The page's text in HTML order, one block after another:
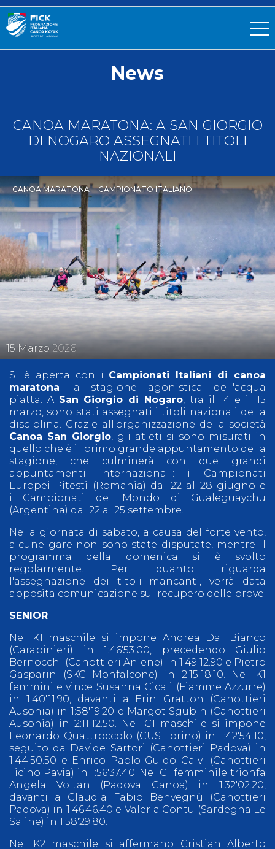
News
CANOA MARATONA: A SAN GIORGIO
DI NOGARO ASSEGNATI I TITOLI
NAZIONALI
15 Marzo 2026
CANOA MARATONA CAMPIONATO ITALIANO
Si è aperta con i Campionati Italiani di canoa
maratona la stagione agonistica dell'acqua
piatta. A San Giorgio di Nogaro, tra il 14 e il 15
marzo, sono stati assegnati i titoli nazionali della
disciplina. Grazie all'organizzazione della società
Canoa San Giorgio, gli atleti si sono misurati in
quello che è il primo grande appuntamento della
stagione, che culminerà con due grandi
appuntamenti internazionali: i Campionati
Europei Pitesti (Romania) dal 22 al 28 giugno e
i Campionati del Mondo di Gualeguaychu
(Argentina) dal 22 al 25 settembre.
Nella giornata di sabato, a causa del forte vento,
alcune gare non sono state disputate, mentre il
programma della domenica si è svolto
regolarmente. Per quanto riguarda
l'assegnazione dei titoli mancanti, verrà data
apposita comunicazione sul recupero delle prove.
SENIOR
Nel K1 maschile si impone Andrea Dal Bianco
(Carabinieri) in 1:46'53.00, precedendo Giulio
Bernocchi (Canottieri Aniene) in 1:49'12.90 e Pietro
Gasparin (SKC Monfalcone) in 2:15'18.10. Nel K1
femminile vince Susanna Cicali (Fiamme Azzurre)
in 1:40'11.90, davanti a Erin Gratton (Canottieri
Ausonia) in 1:58'19.20 e Margot Sgubin (Canottieri
Ausonia) in 2:11'12.50. Nel C1 maschile si impone
Leonardo Quattroccolo (CUS Torino) in 1:42'54.10,
seguito da Davide Sartori (Canottieri Padova) in
1:44'50.50 e Enrico Paolo Guido Calvi (Canottieri
Ticino Pavia) in 1:56'37.40. Nel C1 femminile trionfa
Angela Voltan (Padova Canoa) in 1:32'02.20,
davanti a Claudia Fabio Benvegnù (Canottieri
Padova) in 1:46'46.40 e Valeria Contu (Sardegna Le
Saline) in 1:58'29.80.
Nel K2 maschile si affermano Cristian Alberto